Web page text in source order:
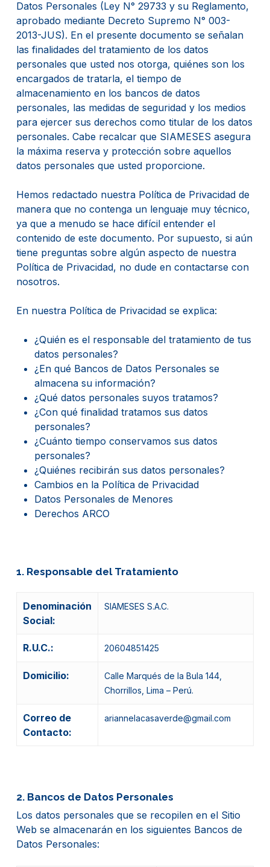
Datos Personales (Ley N° 29733 y su Reglamento,
aprobado mediante Decreto Supremo N° 003-
2013-JUS). En el presente documento se señalan
las finalidades del tratamiento de los datos
personales que usted nos otorga, quiénes son los
encargados de tratarla, el tiempo de
almacenamiento en los bancos de datos
personales, las medidas de seguridad y los medios
para ejercer sus derechos como titular de los datos
personales. Cabe recalcar que SIAMESES asegura
la máxima reserva y protección sobre aquellos
datos personales que usted proporcione.
Hemos redactado nuestra Política de Privacidad de
manera que no contenga un lenguaje muy técnico,
ya que a menudo se hace difícil entender el
contenido de este documento. Por supuesto, si aún
tiene preguntas sobre algún aspecto de nuestra
Política de Privacidad, no dude en contactarse con
nosotros.
En nuestra Política de Privacidad se explica:
¿Quién es el responsable del tratamiento de tus
datos personales?
¿En qué Bancos de Datos Personales se
almacena su información?
¿Qué datos personales suyos tratamos?
¿Con qué finalidad tratamos sus datos
personales?
¿Cuánto tiempo conservamos sus datos
personales?
¿Quiénes recibirán sus datos personales?
Cambios en la Política de Privacidad
Datos Personales de Menores
Derechos ARCO
1. Responsable del Tratamiento
Denominación
Social:
SIAMESES S.A.C.
R.U.C.: 20604851425
Domicilio:
Calle Marqués de la Bula 144,
Chorrillos, Lima – Perú.
Correo de
Contacto:
ariannelacasaverde@gmail.com
2. Bancos de Datos Personales
Los datos personales que se recopilen en el Sitio
Web se almacenarán en los siguientes Bancos de
Datos Personales: